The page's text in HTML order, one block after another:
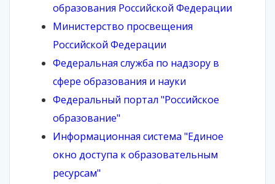
образования Российской Федерации
Министерство просвещения
Российской Федерации
Федеральная служба по надзору в
сфере образования и науки
Федеральный портал "Российское
образование"
Информационная система "Единое
окно доступа к образовательным
ресурсам"